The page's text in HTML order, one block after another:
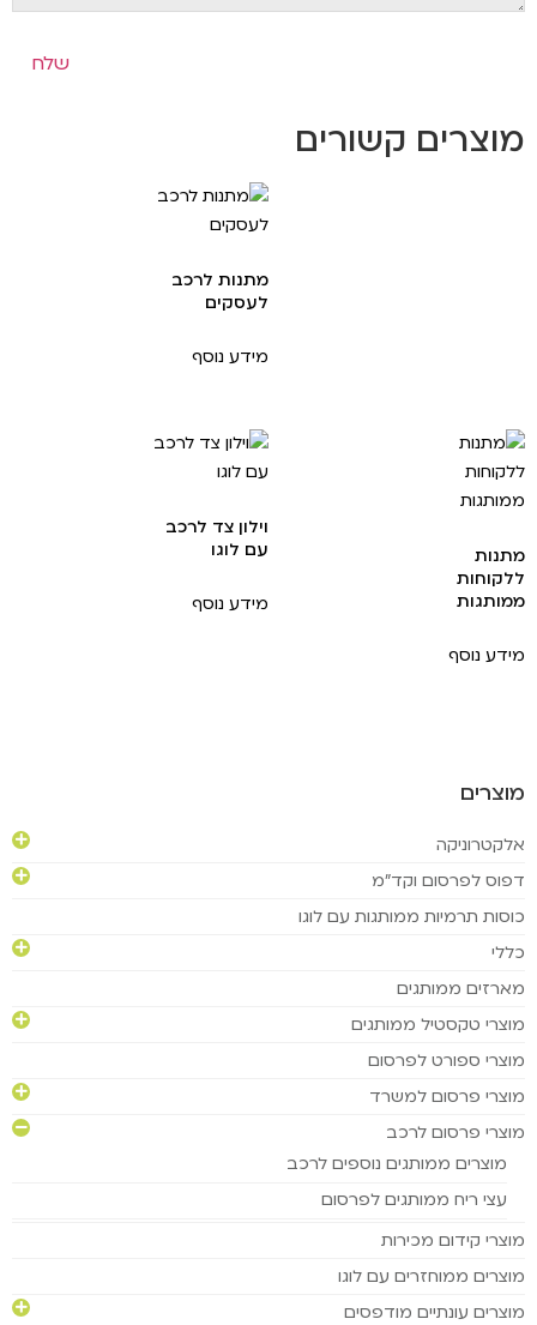
מוצרים
אלקטרוניקה
דפוס לפרסום וקד"מ
כוסות תרמיות ממותגות עם לוגו
כללי
מארזים ממותגים
מוצרי טקסטיל ממותגים
מוצרי ספורט לפרסום
מוצרי פרסום למשרד
מוצרי פרסום לרכב
מוצרים ממותגים נוספים לרכב
עצי ריח ממותגים לפרסום
מוצרי קידום מכירות
מוצרים ממוחזרים עם לוגו
מוצרים עונתיים מודפסים
מוצרים קשורים
מתנות לרכב
לעסקים
מידע נוסף
מתנות
ללקוחות
ממותגות
מידע נוסף
וילון צד לרכב
עם לוגו
מידע נוסף